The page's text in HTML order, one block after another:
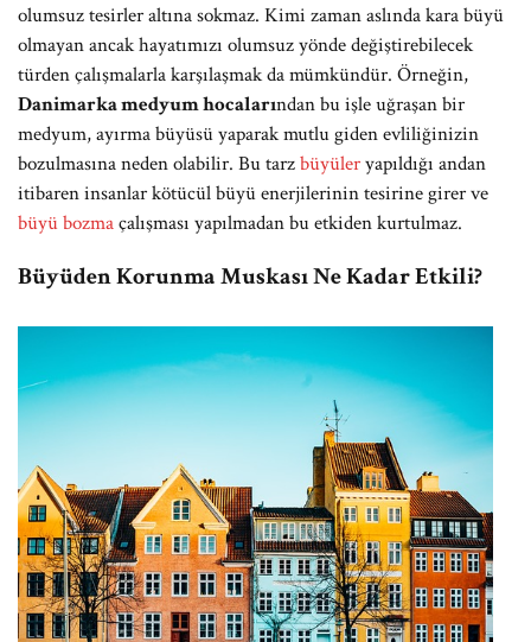
olumsuz tesirler altına sokmaz. Kimi zaman aslında kara büyü
olmayan ancak hayatımızı olumsuz yönde değiştirebilecek
türden çalışmalarla karşılaşmak da mümkündür. Örneğin,
Danimarka medyum hocalarından bu işle uğraşan bir
medyum, ayırma büyüsü yaparak mutlu giden evliliğinizin
bozulmasına neden olabilir. Bu tarzbüyüleryapıldığı andan
itibaren insanlar kötücül büyü enerjilerinin tesirine girer ve
büyü bozmaçalışması yapılmadan bu etkiden kurtulmaz.
Büyüden Korunma Muskası Ne Kadar Etkili?